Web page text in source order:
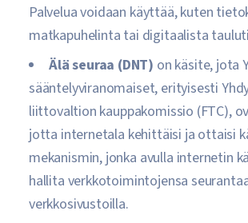
Palvelua voidaan käyttää, kuten
matkapuhelinta tai digitaalista
Älä seuraa (DNT) on käsite, jota
sääntelyviranomaiset, erityisesti
liittovaltion kauppakomissio (FTC),
jotta internetala kehittäisi ja ottaisi
mekanismin, jonka avulla internetin
hallita verkkotoimintojensa
verkkosivustoilla.